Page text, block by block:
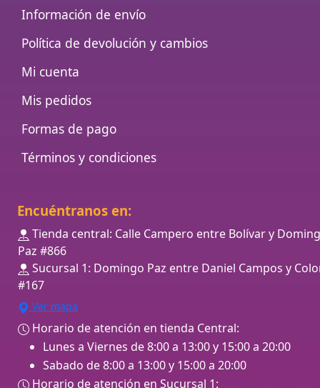
Información de envío
Política de devolución y cambios
Mi cuenta
Mis pedidos
Formas de pago
Términos y condiciones
Encuéntranos en:
Tienda central: Calle Campero entre Bolívar y
Paz #866
Sucursal 1: Domingo Paz entre Daniel Campos y
#167
Ver mapa
Horario de atención en tienda Central:
Lunes a Viernes de 8:00 a 13:00 y 15:00 a 20:00
Sabado de 8:00 a 13:00 y 15:00 a 20:00
Horario de atención en Sucursal 1: